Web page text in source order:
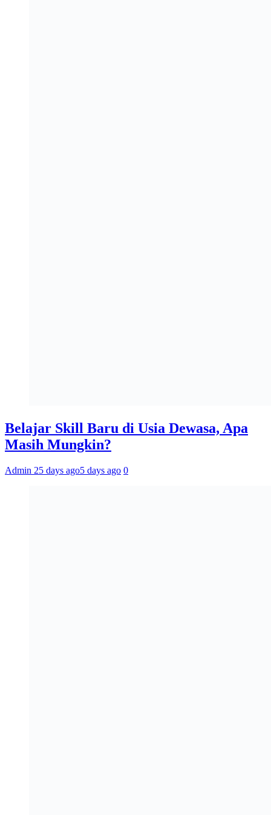
Belajar Skill Baru di Usia Dewasa, Apa
Masih Mungkin?
Admin 25 days ago5 days ago 0